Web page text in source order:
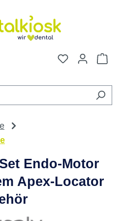
Du hast 0
Endo-Motor
Apex-Locator